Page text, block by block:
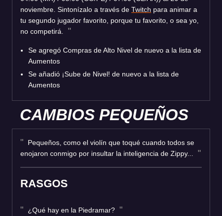
noviembre. Sintonízalo a través de Twitch para animar a
tu segundo jugador favorito, porque tu favorito, o sea yo,
no competirá.
Se agregó Compras de Alto Nivel de nuevo a la lista de
Aumentos
Se añadió ¡Sube de Nivel! de nuevo a la lista de
Aumentos
CAMBIOS PEQUEÑOS
Pequeños, como el violín que toqué cuando todos se
enojaron conmigo por insultar la inteligencia de Zippy...
RASGOS
¿Qué hay en la Piedramar?